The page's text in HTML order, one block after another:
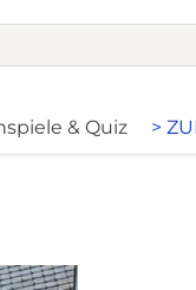
& Quiz >